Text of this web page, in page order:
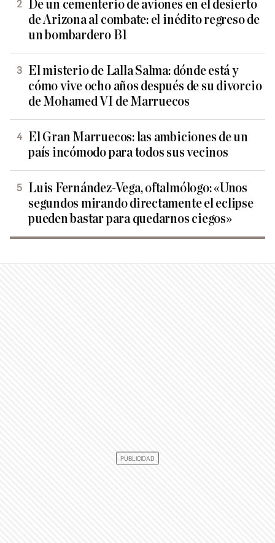
De un cementerio de aviones en el desierto
de Arizona al combate: el inédito regreso de
un bombardero B1
El misterio de Lalla Salma: dónde está y
cómo vive ocho años después de su divorcio
de Mohamed VI de Marruecos
El Gran Marruecos: las ambiciones de un
país incómodo para todos sus vecinos
Luis Fernández-Vega, oftalmólogo: «Unos
segundos mirando directamente el eclipse
pueden bastar para quedarnos ciegos»